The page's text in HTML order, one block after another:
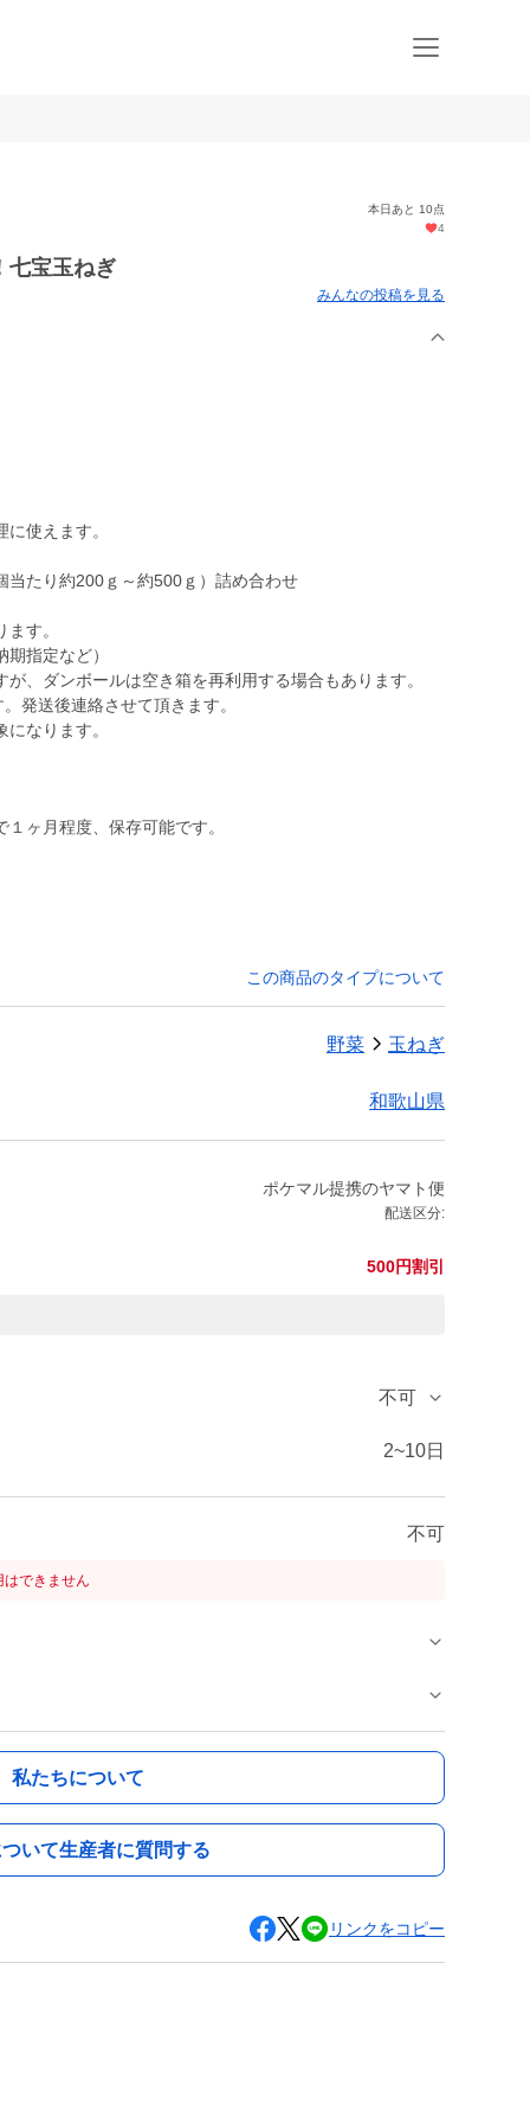
本日あと 10点
4
七宝玉ねぎ
みんなの投稿を見る
使えます。
たり約200ｇ～約500ｇ）詰め合わせ
す。
指定など）
、ダンボールは空き箱を再利用する場合もあります。
発送後連絡させて頂きます。
ヶ月程度、保存可能です。
この商品のタイプについて
野菜 玉ねぎ
和歌山県
ポケマル提携のヤマト便
配送区分:
500円割引
不可
2~10日
不可
できません
私たちについて
いて生産者に質問する
リンクをコピー